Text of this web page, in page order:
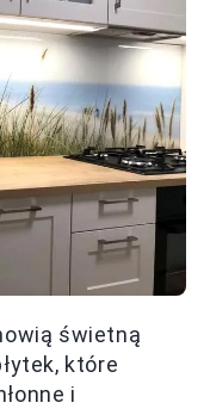
świetną
które
i